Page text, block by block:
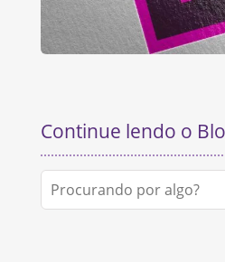
Continue lendo o